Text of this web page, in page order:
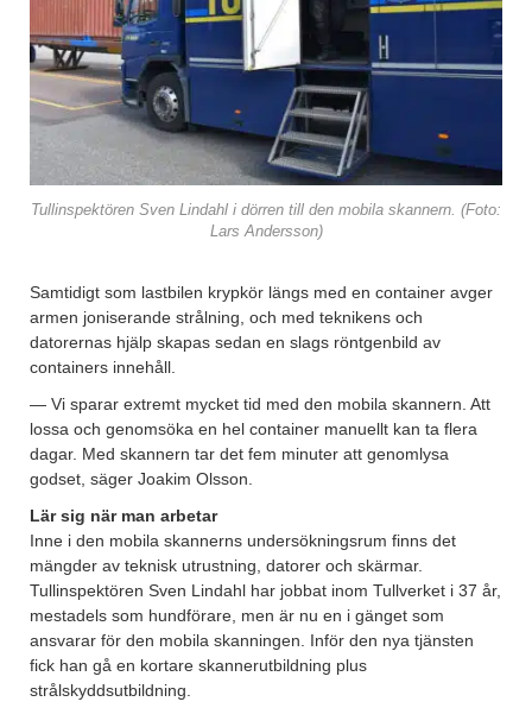
Tullinspektören Sven Lindahl i dörren till den mobila skannern. (Foto:
Lars Andersson)
Samtidigt som lastbilen krypkör längs med en container avger
armen joniserande strålning, och med teknikens och
datorernas hjälp skapas sedan en slags röntgenbild av
containers innehåll.
— Vi sparar extremt mycket tid med den mobila skannern. Att
lossa och genomsöka en hel container manuellt kan ta flera
dagar. Med skannern tar det fem minuter att genomlysa
godset, säger Joakim Olsson.
Lär sig när man arbetar
Inne i den mobila skannerns undersökningsrum finns det
mängder av teknisk utrustning, datorer och skärmar.
Tullinspektören Sven Lindahl har jobbat inom Tullverket i 37 år,
mestadels som hundförare, men är nu en i gänget som
ansvarar för den mobila skanningen. Inför den nya tjänsten
fick han gå en kortare skannerutbildning plus
strålskyddsutbildning.